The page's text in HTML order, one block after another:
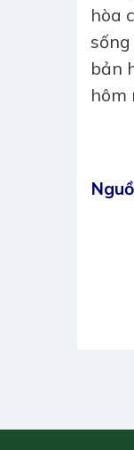
hòa
bản
hôm